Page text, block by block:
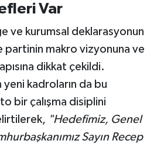
Var
ve kurumsal deklarasyonun
partinin makro vizyonuna ve
dikkat çekildi.
kadroların da bu
bir çalışma disiplini
"Hedefimiz, Genel
Sayın Recep